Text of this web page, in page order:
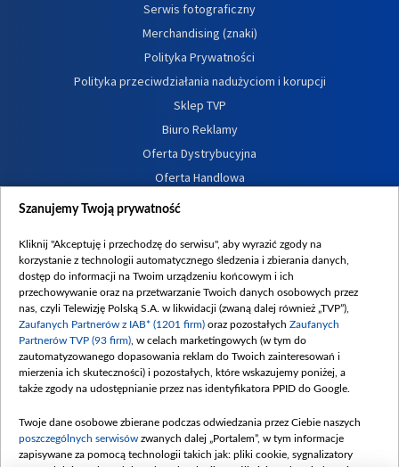
Serwis fotograficzny
Merchandising (znaki)
Polityka Prywatności
Polityka przeciwdziałania nadużyciom i korupcji
Sklep TVP
Biuro Reklamy
Oferta Dystrybucyjna
Oferta Handlowa
Dostępność
Procedura zgłoszeń wewnętrznych
Szanujemy Twoją prywatność
Kliknij "Akceptuję i przechodzę do serwisu", aby wyrazić zgody na
korzystanie z technologii automatycznego śledzenia i zbierania danych,
dostęp do informacji na Twoim urządzeniu końcowym i ich
przechowywanie oraz na przetwarzanie Twoich danych osobowych przez
nas, czyli Telewizję Polską S.A. w likwidacji (zwaną dalej również „TVP”),
Zaufanych Partnerów z IAB* (1201 firm) oraz pozostałych Zaufanych
Partnerów TVP (93 firm) , w celach marketingowych (w tym do
zautomatyzowanego dopasowania reklam do Twoich zainteresowań i
mierzenia ich skuteczności) i pozostałych, które wskazujemy poniżej, a
także zgody na udostępnianie przez nas identyfikatora PPID do Google.
Twoje dane osobowe zbierane podczas odwiedzania przez Ciebie naszych
poszczególnych serwisów zwanych dalej „Portalem”, w tym informacje
zapisywane za pomocą technologii takich jak: pliki cookie, sygnalizatory